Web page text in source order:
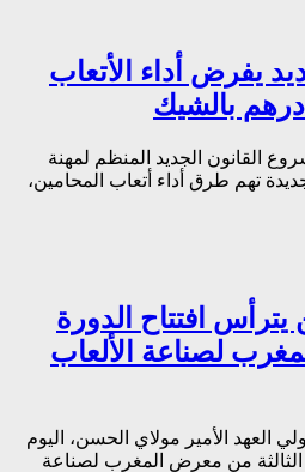
يفرض أداء الأتعاب
القانون الجديد المنظم لمهنة
تهم طرق أداء أتعاب المحامين،
يترأس افتتاح الدورة
لصناعة الألعاب
الأمير مولاي الحسن، اليوم
الثالثة من معرض المغرب لصناعة